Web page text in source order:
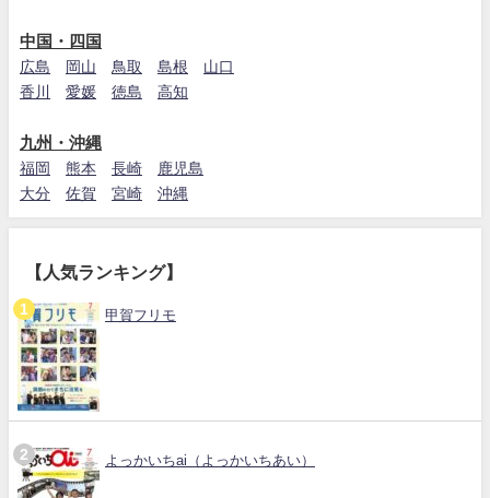
中国・四国
広島 岡山 鳥取 島根
山口
香川
愛媛 徳島 高知
九州・沖縄
福岡 熊本 長崎
鹿児島
大分
佐賀 宮崎 沖縄
【人気ランキング】
甲賀フリモ
よっかいちai（よっかいちあい）